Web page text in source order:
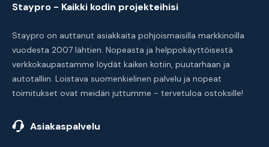
Staypro - Kaikki kodin projekteihisi
Staypro on auttanut asiakkaita pohjoismaisilla markkinoilla
vuodesta 2007 lähtien. Nopeasta ja helppokäyttöisestä
verkkokaupastamme löydät kaiken kotiin, puutarhaan ja
autotalliin. Loistava suomenkielinen palvelu ja nopeat
toimitukset ovat meidän juttumme - tervetuloa ostoksille!
Asiakaspalvelu